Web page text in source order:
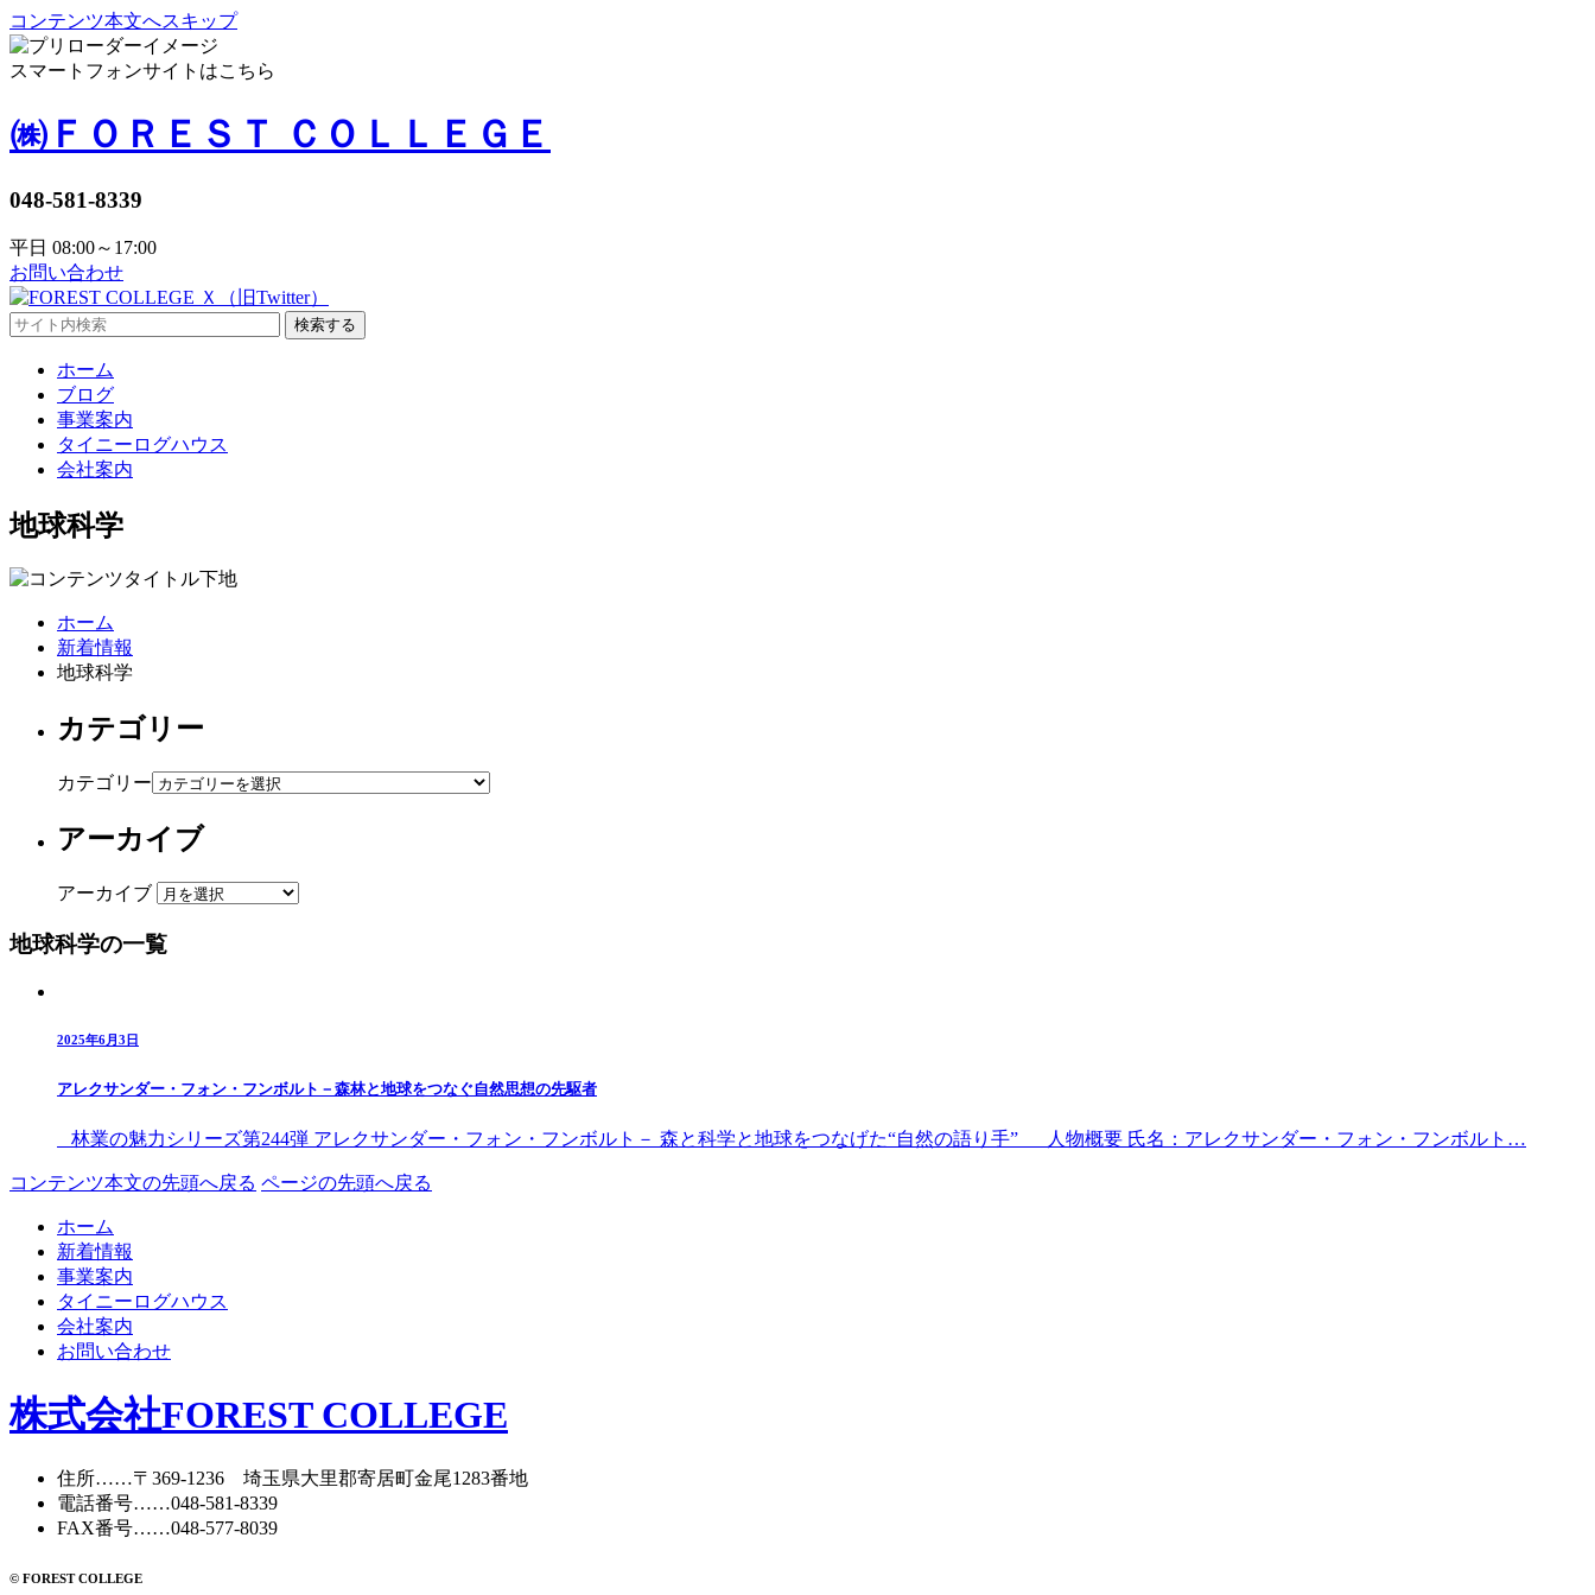
コンテンツ本文へスキップ
スマートフォンサイトはこちら
㈱ＦＯＲＥＳＴ ＣＯＬＬＥＧＥ
048-581-8339
平日 08:00～17:00
お問い合わせ
検索する
ホーム
ブログ
事業案内
タイニーログハウス
会社案内
地球科学
ホーム
新着情報
地球科学
カテゴリー
カテゴリー
アーカイブ
アーカイブ
地球科学の一覧
2025年6月3日
アレクサンダー・フォン・フンボルト－森林と地球をつなぐ自然思想の先駆者
林業の魅力シリーズ第244弾 アレクサンダー・フォン・フンボルト－ 森と科学と地球をつなげた“自然の語り手” 人物概要 氏名：アレクサンダー・フォン・フンボルト…
コンテンツ本文の先頭へ戻る ページの先頭へ戻る
ホーム
新着情報
事業案内
タイニーログハウス
会社案内
お問い合わせ
株式会社FOREST COLLEGE
住所……〒369-1236 埼玉県大里郡寄居町 金尾1283番地
電話番号……048-581-8339
FAX番号……048-577-8039
© FOREST COLLEGE